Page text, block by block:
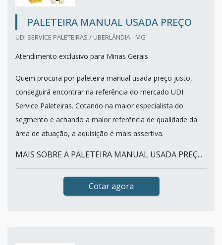
PALETEIRA MANUAL USADA PREÇO
UDI SERVICE PALETEIRAS / UBERLÂNDIA - MG
Atendimento exclusivo para Minas Gerais
Quem procura por paleteira manual usada preço justo,
conseguirá encontrar na referência do mercado UDI
Service Paleteiras. Cotando na maior especialista do
segmento e achando a maior referência de qualidade da
área de atuação, a aquisição é mais assertiva.
MAIS SOBRE A PALETEIRA MANUAL USADA PREÇ...
Cotar agora